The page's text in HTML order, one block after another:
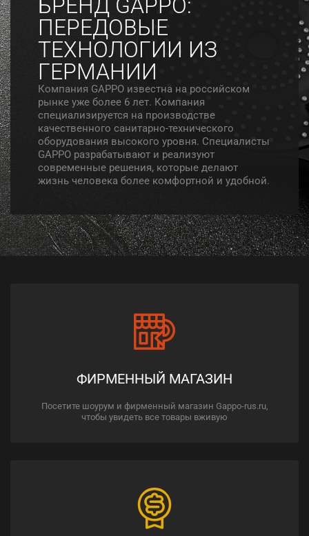
ПЕРЕДОВЫЕ
ТЕХНОЛОГИИ ИЗ
ГЕРМАНИИ
Компания GAPPO известна на российском
рынке уже более 6 лет. Компания
специализируется на производстве
качественного санитарно-технического
оборудования высокого уровня. Специалисты
GAPPO разрабатывают и реализуют
современные решения, которые делают
жизнь человека более комфортной и удобной.
ФИРМЕННЫЙ МАГАЗИН
Посетите шоурум и фирменный магазин Gappo-rus.ru,
чтобы увидеть все товары вживую